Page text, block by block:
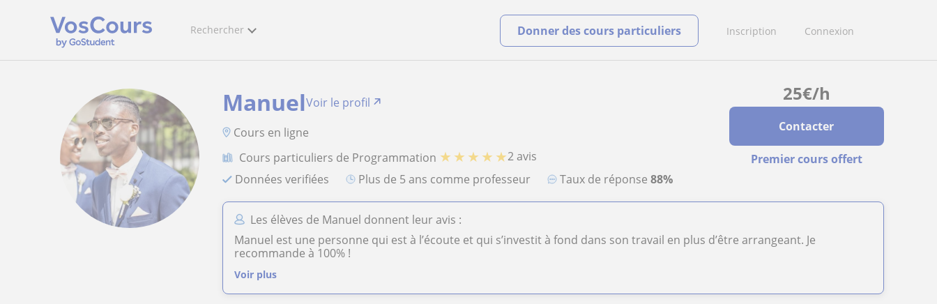
Rechercher Inscription Connexion
Donner des cours particuliers
25€/h
Contacter
Premier cours offert
ManuelVoir le profil
Cours en ligne
Cours particuliers de Programmation ★ ★ ★ ★ ★2 avis
Données verifiées
plus de 5 ans comme professeur Taux de réponse88%
Les élèves de Manuel donnent leur avis :
Manuel est une personne qui est à l’écoute et qui s’investit à fond dans son travail en plus d’être arrangeant. Je
recommande à 100% !
Voir plus